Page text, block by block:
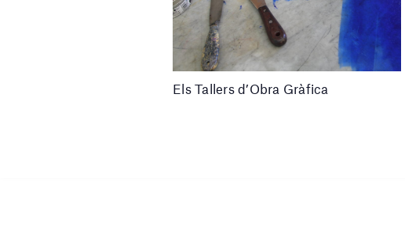
Els Tallers d’Obra Gràfica